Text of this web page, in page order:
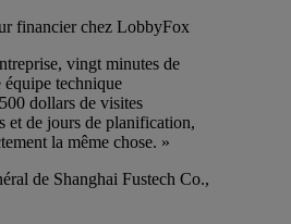
financier chez LobbyFox
vingt minutes de
technique
dollars de visites
et de jours de planification,
la même chose. »
de Shanghai Fustech Co.,